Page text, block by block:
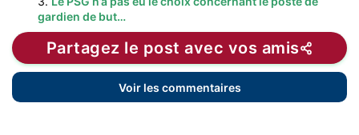
gardien de but…
Partagez le post avec vos amis
Voir les commentaires